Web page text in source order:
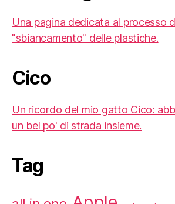
Una pagina dedicata al processo
"sbiancamento" delle plastiche.
Cico
Un ricordo del mio gatto Cico:
un bel po' di strada insieme.
Tag